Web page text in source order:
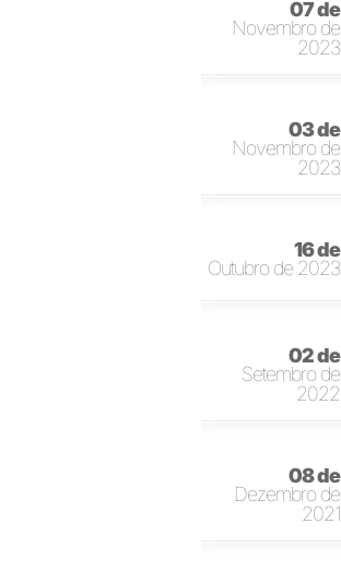
07 de
Novembro de
2023
03 de
Novembro de
2023
16 de
Outubro de 2023
02 de
Setembro de
2022
08 de
Dezembro de
2021